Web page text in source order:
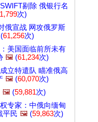
剔除 俄银行名
次)
俄宣战 网攻俄罗斯
(61,256次)
美国面临前所未有
🖼️ (61,234次)
立特遣队 瞄准俄高
🖼️ (60,070次)
🖼️ (59,881次)
专家：中俄向缅甸
平民 🖼️ (59,863次)